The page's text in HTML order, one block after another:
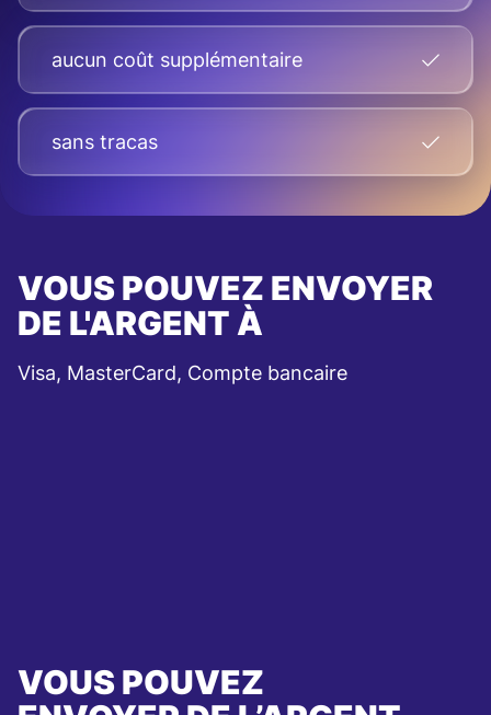
aucun coût supplémentaire
sans tracas
VOUS POUVEZ ENVOYER
DE L'ARGENT À
Visa, MasterCard, Compte bancaire
VOUS POUVEZ